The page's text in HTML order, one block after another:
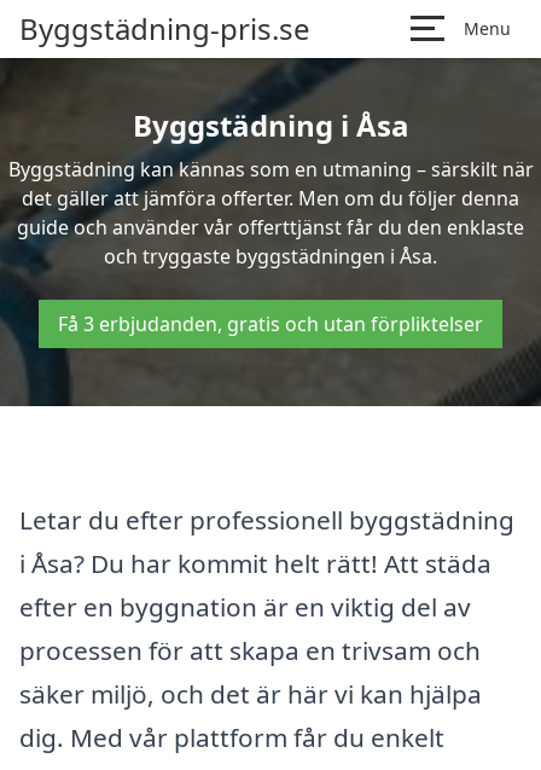
Byggstädning-pris.se Menu
Byggstädning i Åsa
Byggstädning kan kännas som en utmaning – särskilt när
det gäller att jämföra offerter. Men om du följer denna
guide och använder vår offerttjänst får du den enklaste
och tryggaste byggstädningen i Åsa.
Få 3 erbjudanden, gratis och utan förpliktelser
Letar du efter professionell byggstädning
i Åsa? Du har kommit helt rätt! Att städa
efter en byggnation är en viktig del av
processen för att skapa en trivsam och
säker miljö, och det är här vi kan hjälpa
dig. Med vår plattform får du enkelt